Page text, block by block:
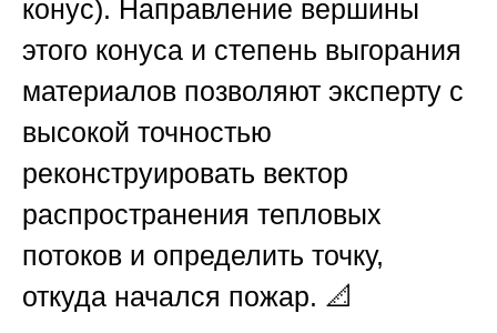
конус). Направление вершины
этого конуса и степень выгорания
материалов позволяют эксперту с
высокой точностью
реконструировать вектор
распространения тепловых
потоков и определить точку,
откуда начался пожар. 📐